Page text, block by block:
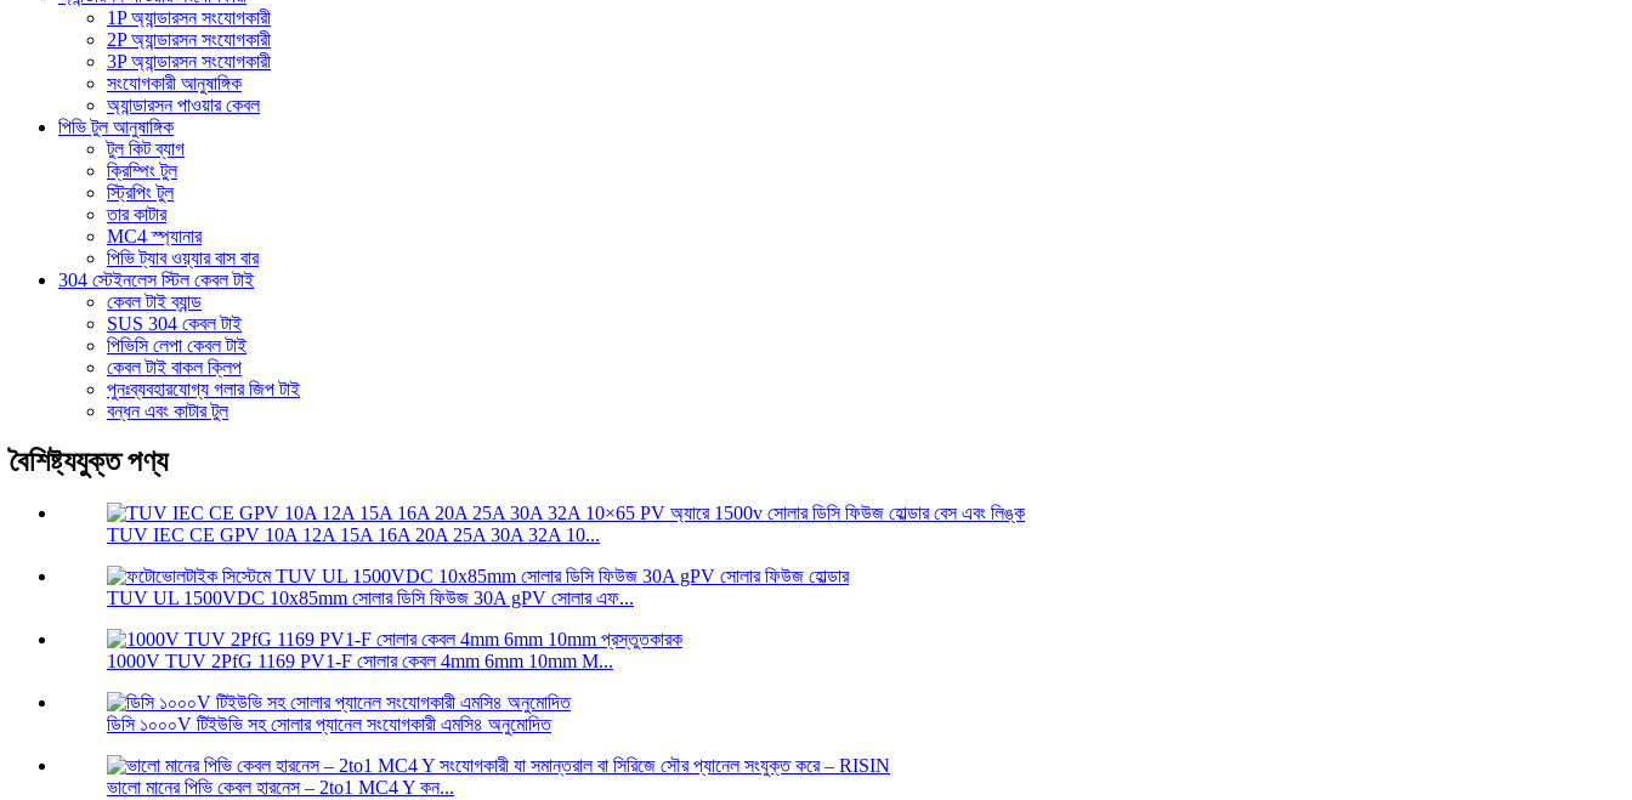
1P অ্যান্ডারসন সংযোগকারী
2P অ্যান্ডারসন সংযোগকারী
3P অ্যান্ডারসন সংযোগকারী
সংযোগকারী আনুষাঙ্গিক
অ্যান্ডারসন পাওয়ার কেবল
পিভি টুল আনুষাঙ্গিক
টুল কিট ব্যাগ
ক্রিম্পিং টুল
স্ট্রিপিং টুল
তার কাটার
MC4 স্প্যানার
পিভি ট্যাব ওয়্যার বাস বার
304 স্টেইনলেস স্টিল কেবল টাই
কেবল টাই ব্যান্ড
SUS 304 কেবল টাই
পিভিসি লেপা কেবল টাই
কেবল টাই বাকল ক্লিপ
পুনঃব্যবহারযোগ্য গলার জিপ টাই
বন্ধন এবং কাটার টুল
বৈশিষ্ট্যযুক্ত পণ্য
TUV IEC CE GPV 10A 12A 15A 16A 20A 25A 30A 32A 10...
TUV UL 1500VDC 10x85mm সোলার ডিসি ফিউজ 30A gPV সোলার এফ...
1000V TUV 2PfG 1169 PV1-F সোলার কেবল 4mm 6mm 10mm M...
ডিসি ১০০০V টিইউভি সহ সোলার প্যানেল সংযোগকারী এমসি৪ অনুমোদিত
ভালো মানের পিভি কেবল হারনেস – 2to1 MC4 Y কন...